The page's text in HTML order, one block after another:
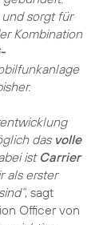
sorgt für
Kombination
das volle
istCarrier
als erster
, sagt
Officer von